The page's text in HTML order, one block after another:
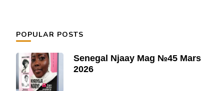
POPULAR POSTS
Senegal Njaay Mag №45 Mars
2026